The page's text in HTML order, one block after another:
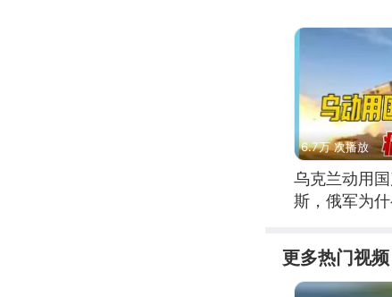
6.7万 次播放
乌克兰动用
斯，俄军为
更多热门视频